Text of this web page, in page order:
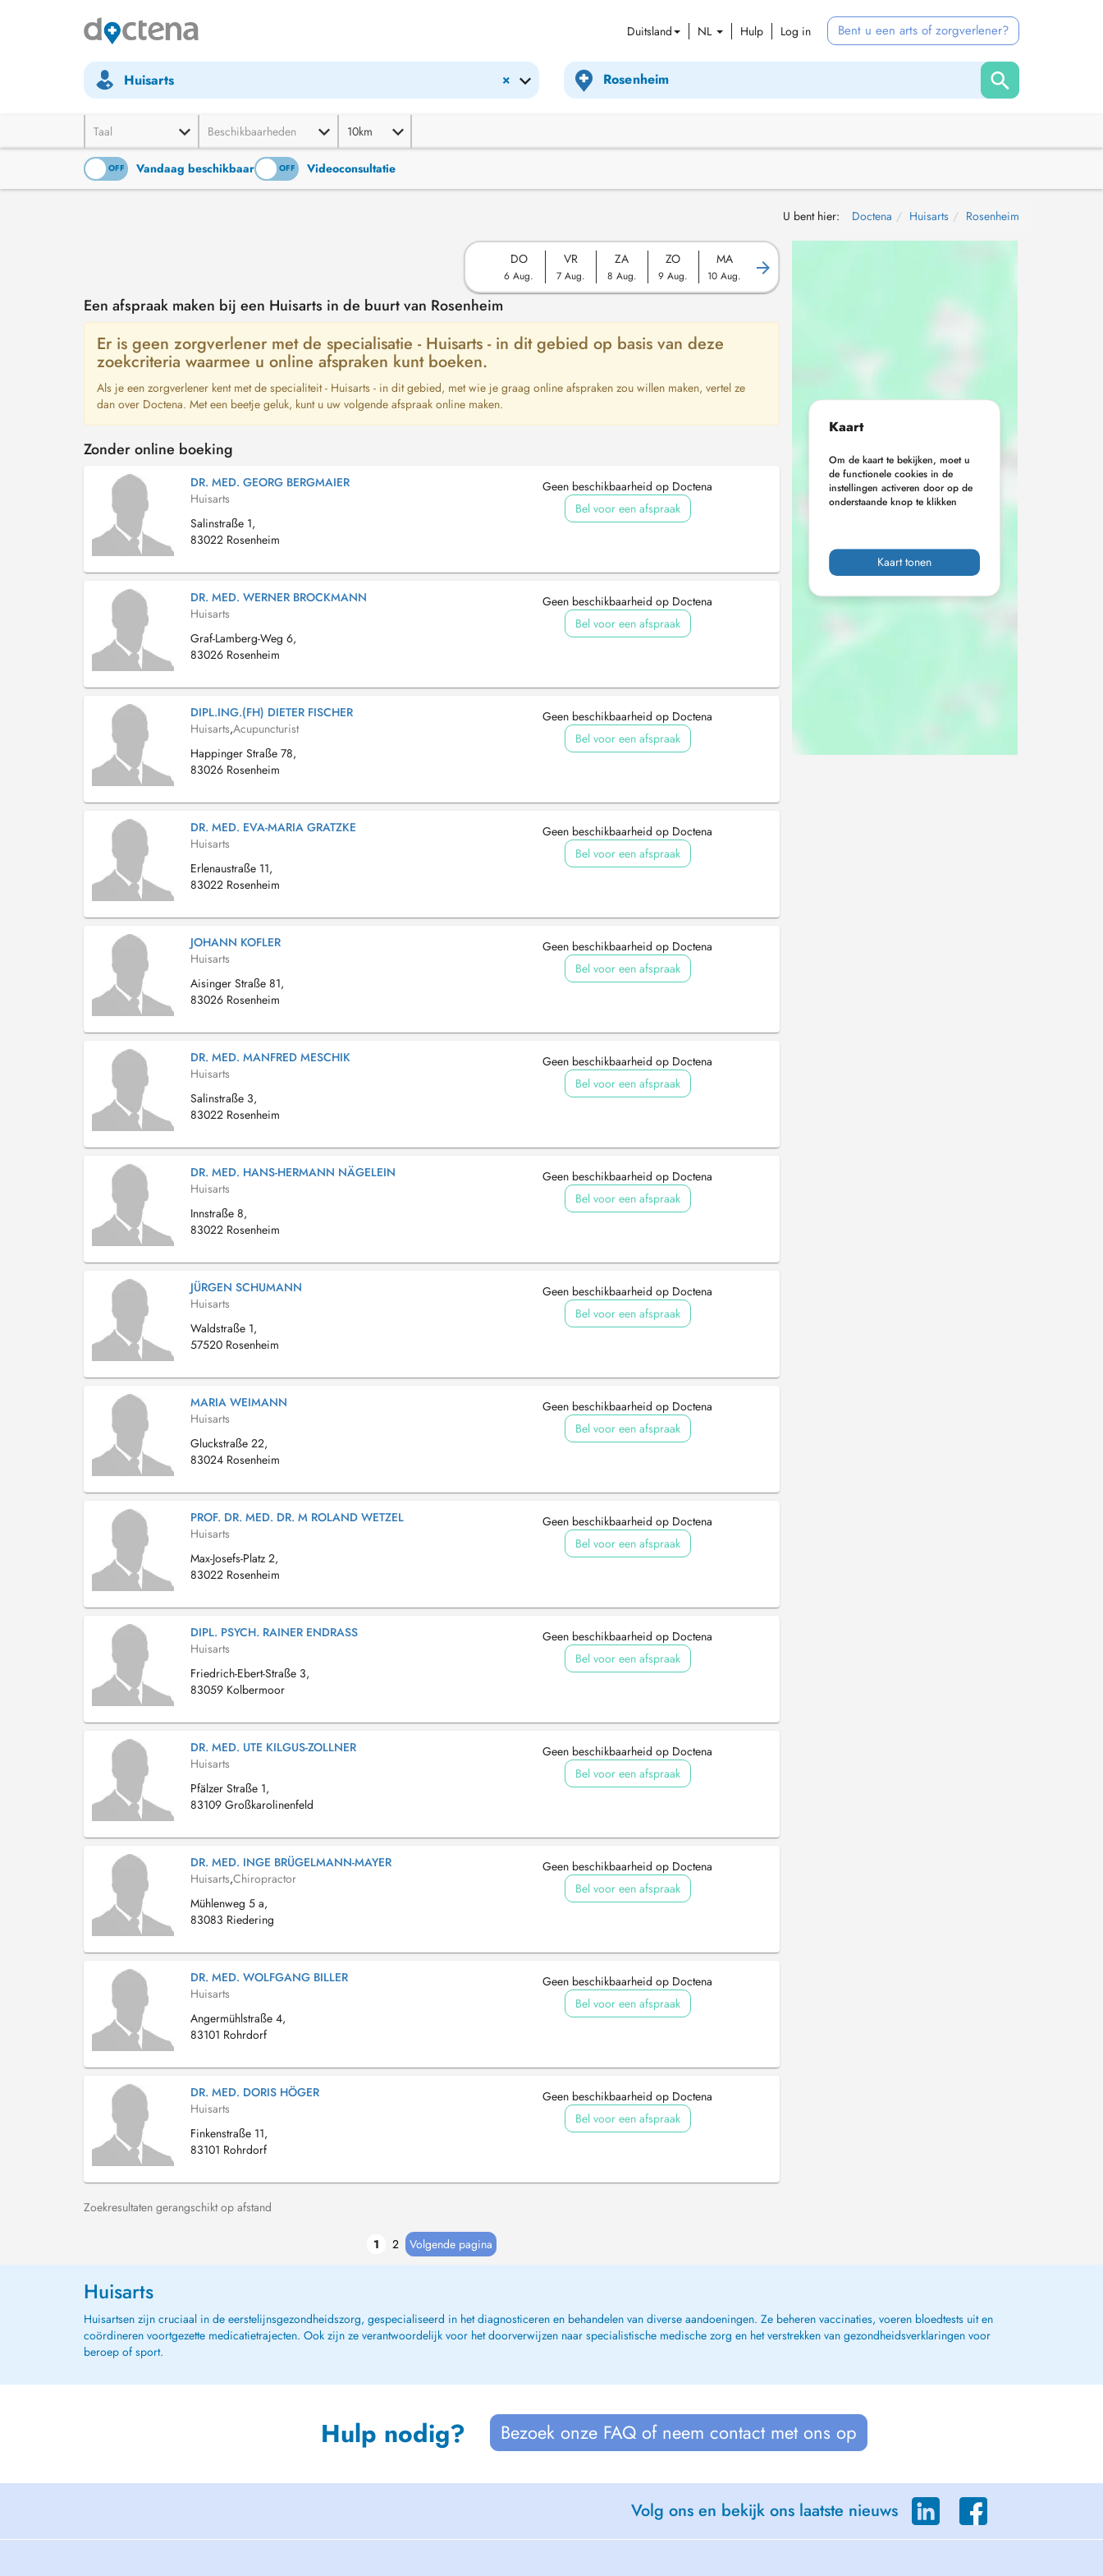
Duitsland NL Hulp Log in Bent u een arts of zorgverlener?
×
Huisarts
Taal Beschikbaarheden 10km
OFF Vandaag beschikbaar
ON OFF Videoconsultatie
U bent hier: Doctena Huisarts Rosenheim
DO
6 Aug.
VR
7 Aug.
ZA
8 Aug.
ZO
9 Aug.
MA
10 Aug.
Een afspraak maken bij een Huisarts in de buurt van Rosenheim
Er is geen zorgverlener met de specialisatie - Huisarts - in dit gebied op basis van deze
zoekcriteria waarmee u online afspraken kunt boeken.
Als je een zorgverlener kent met de specialiteit - Huisarts - in dit gebied, met wie je graag online afspraken zou willen maken, vertel ze
dan over Doctena. Met een beetje geluk, kunt u uw volgende afspraak online maken.
Zonder online boeking
DR. MED. GEORG BERGMAIER
Huisarts
Salinstraße 1,
83022 Rosenheim
Geen beschikbaarheid op Doctena
Bel voor een afspraak
DR. MED. WERNER BROCKMANN
Huisarts
Graf-Lamberg-Weg 6,
83026 Rosenheim
Geen beschikbaarheid op Doctena
Bel voor een afspraak
DIPL.ING.(FH) DIETER FISCHER
Huisarts,Acupuncturist
Happinger Straße 78,
83026 Rosenheim
Geen beschikbaarheid op Doctena
Bel voor een afspraak
DR. MED. EVA-MARIA GRATZKE
Huisarts
Erlenaustraße 11,
83022 Rosenheim
Geen beschikbaarheid op Doctena
Bel voor een afspraak
JOHANN KOFLER
Huisarts
Aisinger Straße 81,
83026 Rosenheim
Geen beschikbaarheid op Doctena
Bel voor een afspraak
DR. MED. MANFRED MESCHIK
Huisarts
Salinstraße 3,
83022 Rosenheim
Geen beschikbaarheid op Doctena
Bel voor een afspraak
DR. MED. HANS-HERMANN NÄGELEIN
Huisarts
Innstraße 8,
83022 Rosenheim
Geen beschikbaarheid op Doctena
Bel voor een afspraak
JÜRGEN SCHUMANN
Huisarts
Waldstraße 1,
57520 Rosenheim
Geen beschikbaarheid op Doctena
Bel voor een afspraak
MARIA WEIMANN
Huisarts
Gluckstraße 22,
83024 Rosenheim
Geen beschikbaarheid op Doctena
Bel voor een afspraak
PROF. DR. MED. DR. M ROLAND WETZEL
Huisarts
Max-Josefs-Platz 2,
83022 Rosenheim
Geen beschikbaarheid op Doctena
Bel voor een afspraak
DIPL. PSYCH. RAINER ENDRASS
Huisarts
Friedrich-Ebert-Straße 3,
83059 Kolbermoor
Geen beschikbaarheid op Doctena
Bel voor een afspraak
DR. MED. UTE KILGUS-ZOLLNER
Huisarts
Pfälzer Straße 1,
83109 Großkarolinenfeld
Geen beschikbaarheid op Doctena
Bel voor een afspraak
DR. MED. INGE BRÜGELMANN-MAYER
Huisarts,Chiropractor
Mühlenweg 5 a,
83083 Riedering
Geen beschikbaarheid op Doctena
Bel voor een afspraak
DR. MED. WOLFGANG BILLER
Huisarts
Angermühlstraße 4,
83101 Rohrdorf
Geen beschikbaarheid op Doctena
Bel voor een afspraak
DR. MED. DORIS HÖGER
Huisarts
Finkenstraße 11,
83101 Rohrdorf
Geen beschikbaarheid op Doctena
Bel voor een afspraak
Zoekresultaten gerangschikt op afstand
1 2 Volgende pagina
Kaart
Om de kaart te bekijken, moet u
de functionele cookies in de
instellingen activeren door op de
onderstaande knop te klikken
Kaart tonen
Huisarts
Huisartsen zijn cruciaal in de eerstelijnsgezondheidszorg, gespecialiseerd in het diagnosticeren en behandelen van diverse aandoeningen. Ze beheren vaccinaties, voeren bloedtests uit en
coördineren voortgezette medicatietrajecten. Ook zijn ze verantwoordelijk voor het doorverwijzen naar specialistische medische zorg en het verstrekken van gezondheidsverklaringen voor
beroep of sport.
Hulp nodig? Bezoek onze FAQ of neem contact met ons op
Volg ons en bekijk ons laatste nieuws